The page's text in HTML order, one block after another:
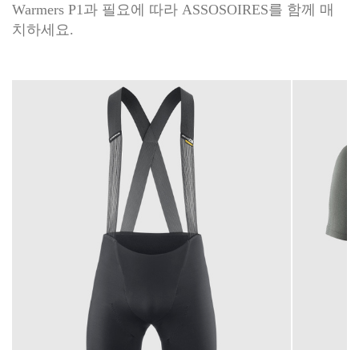
Warmers P1과 필요에 따라 ASSOSOIRES를 함께 매
치하세요.